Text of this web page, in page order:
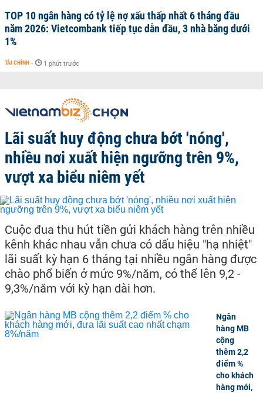
TOP 10 ngân hàng có tỷ lệ nợ xấu thấp nhất 6 tháng đầu
năm 2026: Vietcombank tiếp tục dẫn đầu, 3 nhà băng dưới
1%
TÀI CHÍNH - 1 phút trước
Lãi suất huy động chưa bớt 'nóng',
nhiều nơi xuất hiện ngưỡng trên 9%,
vượt xa biểu niêm yết
Cuộc đua thu hút tiền gửi khách hàng trên nhiều
kênh khác nhau vẫn chưa có dấu hiệu "hạ nhiệt"
lãi suất kỳ hạn 6 tháng tại nhiều ngân hàng được
chào phổ biến ở mức 9%/năm, có thể lên 9,2 -
9,3%/năm với kỳ hạn dài hơn.
Ngân
hàng MB
cộng
thêm 2,2
điểm %
cho khách
hàng mới,